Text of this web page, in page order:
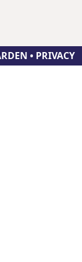
• PRIVACY